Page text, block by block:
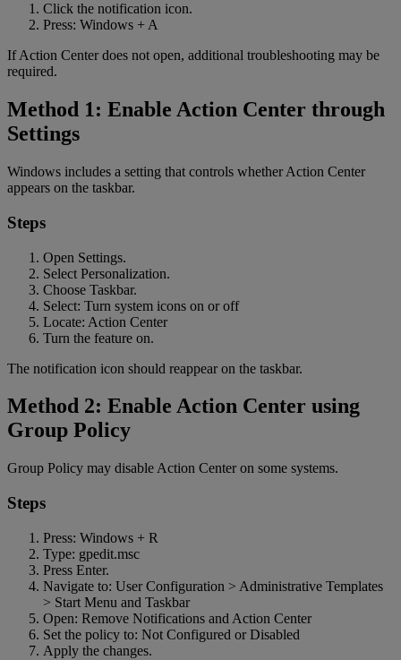
Click the notification icon.
Press: Windows + A
If Action Center does not open, additional troubleshooting may be
required.
Method 1: Enable Action Center through
Settings
Windows includes a setting that controls whether Action Center
appears on the taskbar.
Steps
Open Settings.
Select Personalization.
Choose Taskbar.
Select: Turn system icons on or off
Locate: Action Center
Turn the feature on.
The notification icon should reappear on the taskbar.
Method 2: Enable Action Center using
Group Policy
Group Policy may disable Action Center on some systems.
Steps
Press: Windows + R
Type: gpedit.msc
Press Enter.
Navigate to: User Configuration > Administrative Templates
> Start Menu and Taskbar
Open: Remove Notifications and Action Center
Set the policy to: Not Configured or Disabled
Apply the changes.